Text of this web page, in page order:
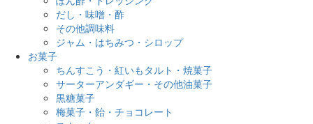
だし・味噌・酢
その他調味料
ジャム・はちみつ・シロップ
お菓子
ちんすこう・紅いもタルト・焼菓子
サーターアンダギー・その他油菓子
黒糖菓子
梅菓子・飴・チョコレート